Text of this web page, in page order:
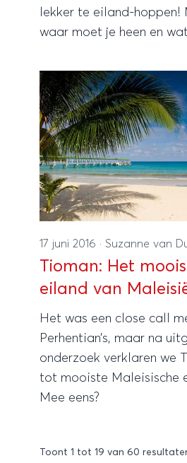
lekker te eiland-hoppen!
waar moet je heen en
Thailand eilanden-guide!
17 juni 2016 · Suzanne van
Tioman: Het
eiland van
Het was een close call
Perhentian’s, maar na
onderzoek verklaren we
tot mooiste Maleisische
Mee eens?
Toont 1 tot 19 van 60